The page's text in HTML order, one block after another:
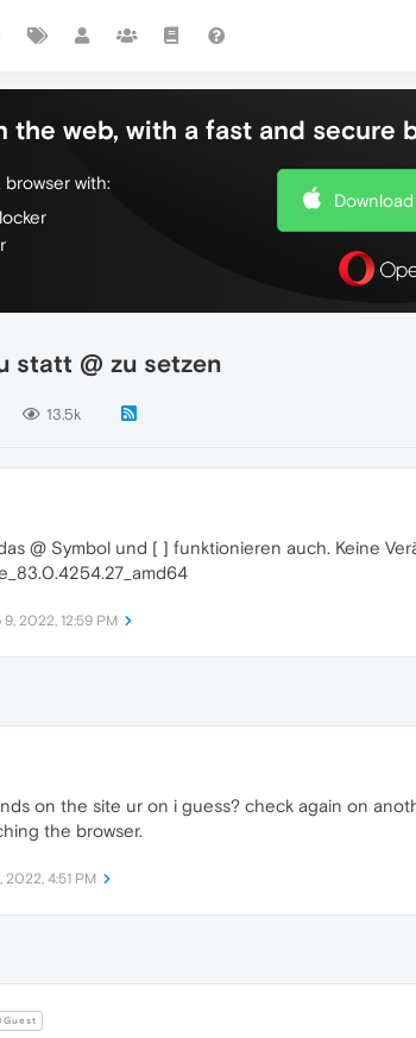
the web, with a fast and secure
browser with:
statt @ zu setzen
13.5k
@ Symbol und [ ] funktionieren auch. Keine
9, 2022, 12:59 PM
on the site ur on i guess? check again on
the browser.
2022, 4:51 PM